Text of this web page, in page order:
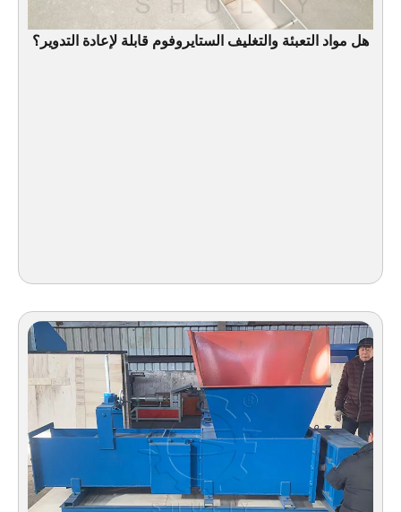
هل مواد التعبئة والتغليف الستايروفوم قابلة لإعادة التدوير؟